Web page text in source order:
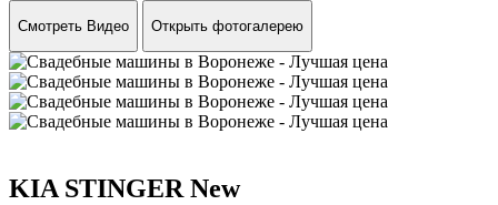
Смотреть Видео Открыть фотогалерею
KIA STINGER New